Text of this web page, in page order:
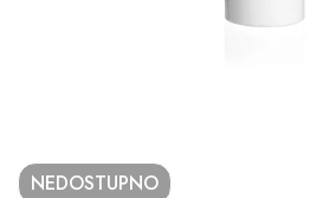
NEDOSTUPNO